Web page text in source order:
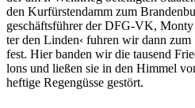
den Kur­fürs­ten­damm zum
ge­schäfts­füh­rer der DFG-VK,
ter den Lin­den‹ fuh­ren wir dann
fest. Hier ban­den wir die tau­send
lons und lie­ßen sie in den Him­mel
hef­ti­ge Re­gen­güs­se ge­stört.